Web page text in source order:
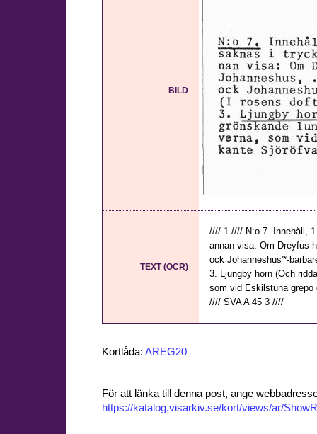
BILD
TEXT (OCR)
//// 1 //// N:o 7. Innehåll,
annan visa: Om Dreyfus
ock Johanneshus'*-
3. Ljungby horn (Och
som vid Eskilstuna grepo
//// SVA A 45 3 ////
Kortlåda: AREG20
För att länka till denna post, ange
https://katalog.visarkiv.se/kort/views/ar/